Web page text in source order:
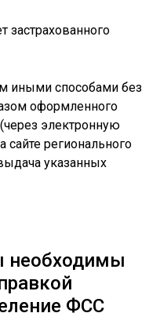
застрахованного
иными способами без
оформленного
электронную
сайте регионального
указанных
необходимы
ФСС